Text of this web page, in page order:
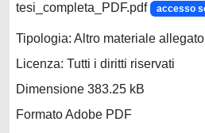
tesi_completa_PDF.pdf accesso
Tipologia: Altro materiale allegato
Licenza: Tutti i diritti riservati
Dimensione 383.25 kB
Formato Adobe PDF